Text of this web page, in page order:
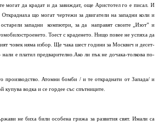
могат да крадат и да завиждат, още Аристотел го е писал. И
що могат чертежи за двигатели на западни коли и
западни компютри, за да направят своите „Изот” и
Тоест с краденето. Нищо повее не успяха да
човек няма избор. Ще чака шест години за Москвич и десет-
е платил предварително.Ако ли пък не дочака-толкова по-
производство. Атомни бомби / и те откраднати от Запада/ и
водка и се гордее със спътниците.
не биха били особена грижа за развития свят. Имали са